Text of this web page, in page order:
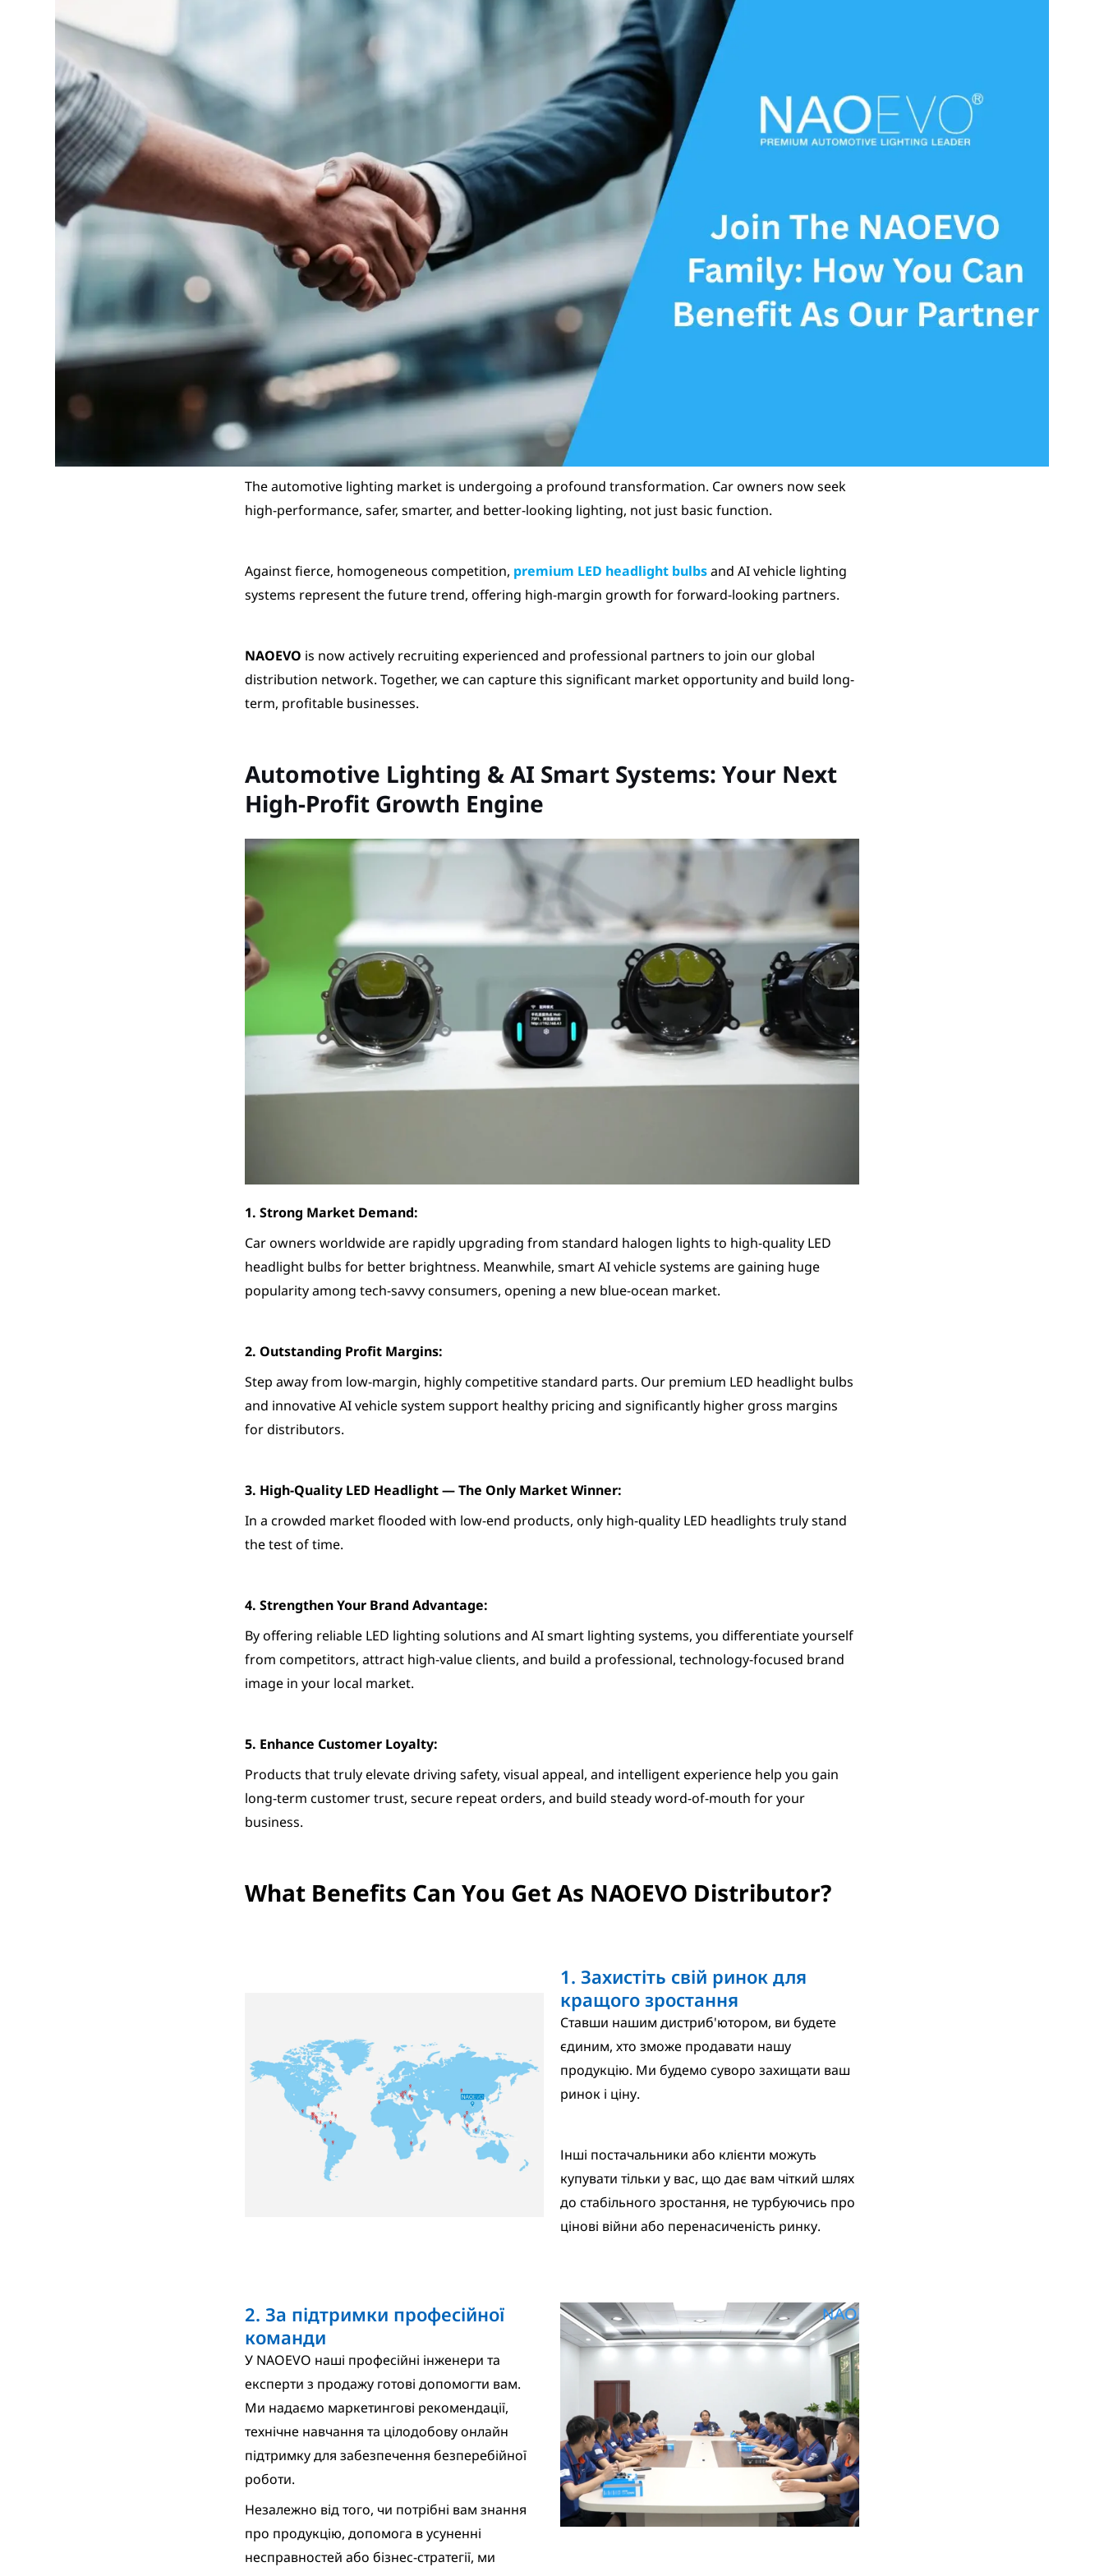
The automotive lighting market is undergoing a profound transformation. Car owners now seek
high-performance, safer, smarter, and better-looking lighting, not just basic function.
Against fierce, homogeneous competition, premium LED headlight bulbsand AI vehicle lighting
systems represent the future trend, offering high-margin growth for forward-looking partners.
NAOEVO is now actively recruiting experienced and professional partners to join our global
distribution network. Together, we can capture this significant market opportunity and build long-
term, profitable businesses.
Automotive Lighting & AI Smart Systems: Your Next
High-Profit Growth Engine
1. Strong Market Demand:
Car owners worldwide are rapidly upgrading from standard halogen lights to high-quality LED
headlight bulbs for better brightness. Meanwhile, smart AI vehicle systems are gaining huge
popularity among tech-savvy consumers, opening a new blue-ocean market.
2. Outstanding Profit Margins:
Step away from low-margin, highly competitive standard parts. Our premium LED headlight bulbs
and innovative AI vehicle system support healthy pricing and significantly higher gross margins
for distributors.
3. High-Quality LED Headlight — The Only Market Winner:
In a crowded market flooded with low-end products, only high-quality LED headlights truly stand
the test of time.
4. Strengthen Your Brand Advantage:
By offering reliable LED lighting solutions and AI smart lighting systems, you differentiate yourself
from competitors, attract high-value clients, and build a professional, technology-focused brand
image in your local market.
5. Enhance Customer Loyalty:
Products that truly elevate driving safety, visual appeal, and intelligent experience help you gain
long-term customer trust, secure repeat orders, and build steady word-of-mouth for your
business.
What Benefits Can You Get As NAOEVO Distributor?
1. Захистіть свій ринок для
кращого зростання
Ставши нашим дистриб'ютором, ви будете
єдиним, хто зможе продавати нашу
продукцію. Ми будемо суворо захищати ваш
ринок і ціну.
Інші постачальники або клієнти можуть
купувати тільки у вас, що дає вам чіткий шлях
до стабільного зростання, не турбуючись про
цінові війни або перенасиченість ринку.
2. За підтримки професійної
команди
У NAOEVO наші професійні інженери та
експерти з продажу готові допомогти вам.
Ми надаємо маркетингові рекомендації,
технічне навчання та цілодобову онлайн
підтримку для забезпечення безперебійної
роботи.
Незалежно від того, чи потрібні вам знання
про продукцію, допомога в усуненні
несправностей або бізнес-стратегії, ми